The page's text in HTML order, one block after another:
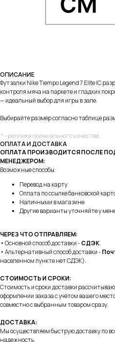
ОПИСАНИЕ
Футзалки Nike Tiempo Legend 7 Elite IC
контроля мяча на паркете и гладких
— идеальный выбор для игры в зале.
Выбирайте размер согласно таблице
*— реплика премиального качества
ОПЛАТА И ДОСТАВКА
ОПЛАТА ПРОИЗВОДИТСЯ ПОСЛЕ
МЕНЕДЖЕРОМ:
Возможные способы:
Перевод на карту
Оплата по ссылке банковской
Наличными в магазине
Другие варианты уточняйте у
ЧЕРЕЗ ЧТО ОТПРАВЛЯЕМ:
• Основной способ доставки -СДЭК.
• Альтернативный способ доставки -
населенном пункте нет СДЭК).
СТОИМОСТЬ И СРОКИ:
Стоимость и сроки доставки
оформлении заказа с учётом вашего
совместно с выбранным товаром сразу.
ДОСТАВКА:
Мы осуществляем быструю доставку по
надежность.